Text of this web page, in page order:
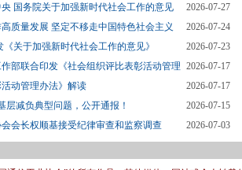
国务院关于加强新时代社会工作的意见
2026-07-27
质量发展 坚定不移走中国特色社会主义
2026-07-24
关于加强新时代社会工作的意见》
2026-07-23
部联合印发《社会组织评比表彰活动管理
2026-07-17
活动管理办法》解读
2026-07-17
层减负典型问题，公开通报！
2026-07-15
会长权顺基接受纪律审查和监察调查 2026-07-03